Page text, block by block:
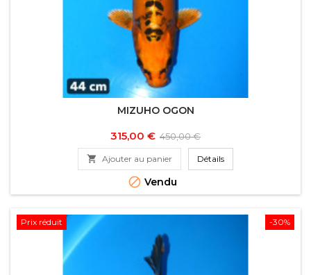
MIZUHO OGON
Prix
315,00 € Prix
de
base
450,00 €
 Ajouter au panier Détails
 Vendu
-30%
Prix réduit